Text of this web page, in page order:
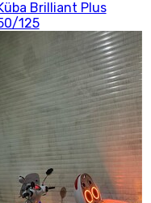
Brilliant Plus
125